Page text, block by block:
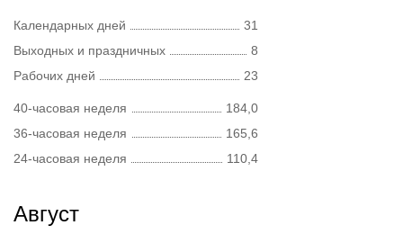
Календарных дней
31
Выходных и праздничных
8
Рабочих дней
23
40-часовая неделя
184,0
36-часовая неделя
165,6
24-часовая неделя
110,4
Август